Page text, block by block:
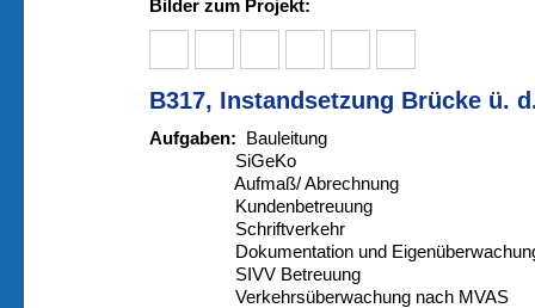
Bilder zum Projekt:
B317, Instandsetzung Brücke ü.
Aufgaben: Bauleitung
SiGeKo
Aufmaß/ Abrechnung
Kundenbetreuung
Schriftverkehr
Dokumentation und
SIVV Betreuung
Verkehrsüberwachung nach MVAS